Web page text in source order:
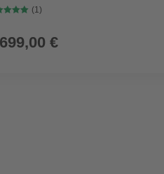
(1)
€